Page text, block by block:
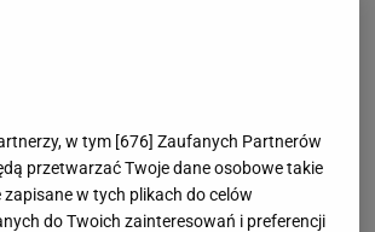
w tym [676] Zaufanych Partnerów
przetwarzać Twoje dane osobowe takie
w tych plikach do celów
do Twoich zainteresowań i preferencji